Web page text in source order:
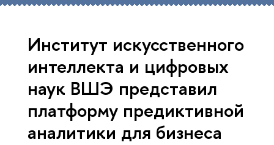
Институт искусственного
интеллекта и цифровых
наук ВШЭ представил
платформу предиктивной
аналитики для бизнеса